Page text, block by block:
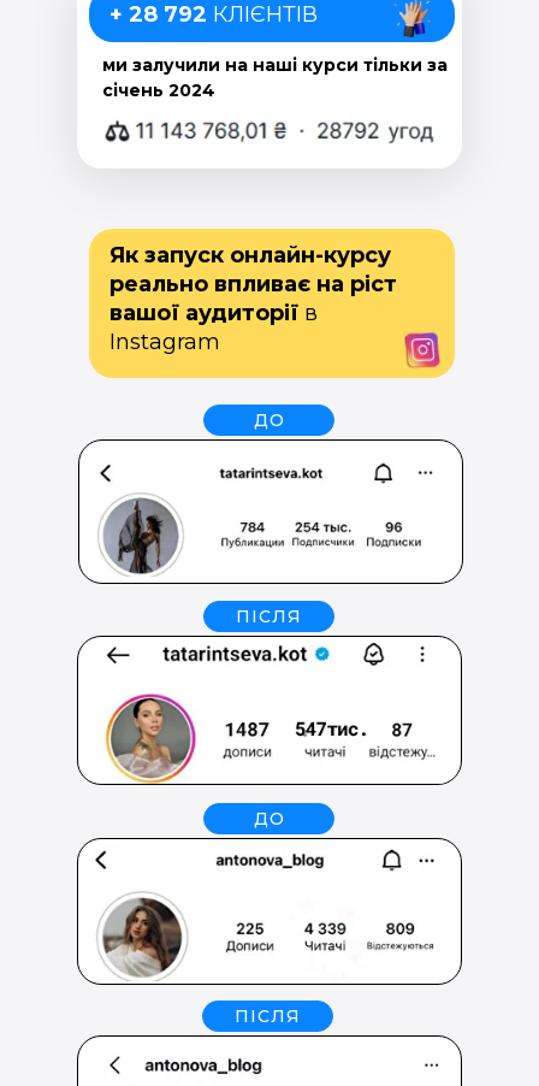
+ 28 792 КЛІЄНТІВ
ми залучили на наші курси тільки за
січень 2024
Як запуск онлайн-курсу
реально впливає на ріст
вашої аудиторії в
Instagram
ДО
ПІСЛЯ
ДО
ПІСЛЯ